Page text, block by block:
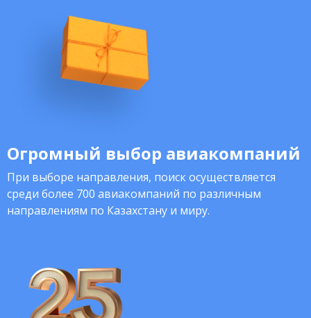
Огромный выбор авиакомпаний
При выборе направления, поиск осуществляется
среди более 700 авиакомпаний по различным
направлениям по Казахстану и миру.